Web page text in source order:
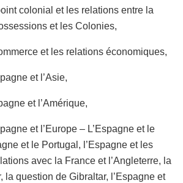
colonial et les relations entre la
et les Colonies,
et les relations économiques,
et l’Asie,
et l’Amérique,
et l’Europe – L’Espagne et le
et le Portugal, l’Espagne et les
avec la France et l’Angleterre, la
la question de Gibraltar, l’Espagne et